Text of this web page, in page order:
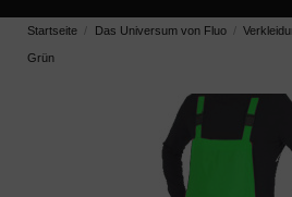
Startseite Das Universum von Fluo
Grün